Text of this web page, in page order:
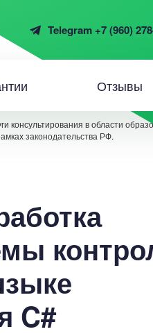
Telegram +7 (960)
Отзывы
в области
законодательства РФ.
C#